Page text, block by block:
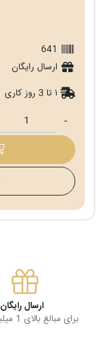
641
ارسال رایگان
۱ تا 3 روز کاری
-
ارسال رایگان
برای مبالغ بالای 1 میلیون تومان